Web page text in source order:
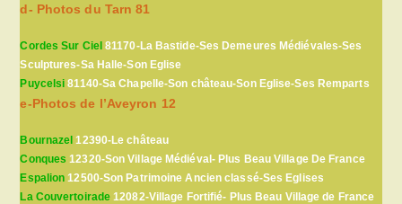
d- Photos du Tarn 81
Cordes Sur Ciel 81170-La Bastide-Ses Demeures Médiévales-Ses
Sculptures-Sa Halle-Son Eglise
Puycelsi 81140-Sa Chapelle-Son château-Son Eglise-Ses Remparts
e-Photos de l’Aveyron 12
Bournazel 12390-Le château
Conques 12320-Son Village Médiéval- Plus Beau Village De France
Espalion 12500-Son Patrimoine Ancien classé-Ses Eglises
La Couvertoirade 12082-Village Fortifié- Plus Beau Village de France